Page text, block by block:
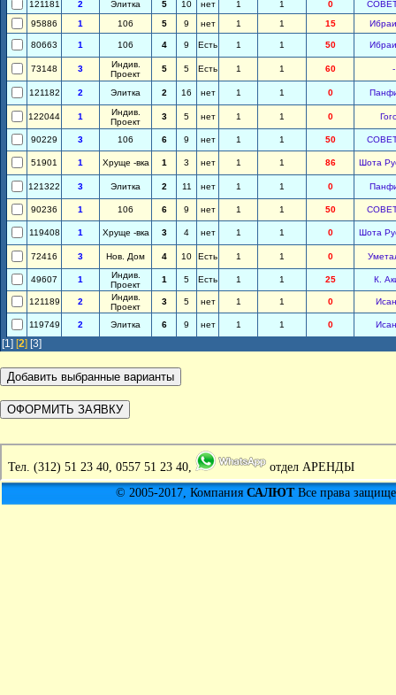
121181 2 Элитка 5 10 нет 1 1 0
95886
1 106 5 9 нет 1 1 15
80663 1 106 4 9 Есть 1 1 50
73148 3
Индив.
Проект
5 5 Есть 1 1 60 -
121182 2 Элитка 2 16 нет 1 1 0
122044 1
Индив.
Проект
3 5 нет 1 1 0
90229 3 106 6 9 нет 1 1 50
51901 1 Хруще -вка 1 3 нет 1 1 86 Шота
121322 3 Элитка 2 11 нет 1 1 0
90236 1 106 6 9 нет 1 1 50
119408 1 Хруще -вка 3 4 нет 1 1 0 Шота
72416 3 Нов. Дом 4 10 Есть 1 1 0
49607 1
Индив.
Проект
1 5 Есть 1 1 25 К.
121189 2
Индив.
Проект
3 5 нет 1 1 0
119749 2 Элитка 6 9 нет 1 1 0
[1] [2] [3]
Тел. (312) 51 23 40, 0557 51 23 40,
отдел АРЕНДЫ
© 2005-2017, Компания САЛЮТВсе права